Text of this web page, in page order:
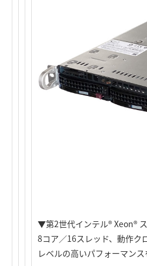
▼第2世代インテル® Xeon®
8コア／16スレッド、動作ク
レベルの高いパフォーマンス